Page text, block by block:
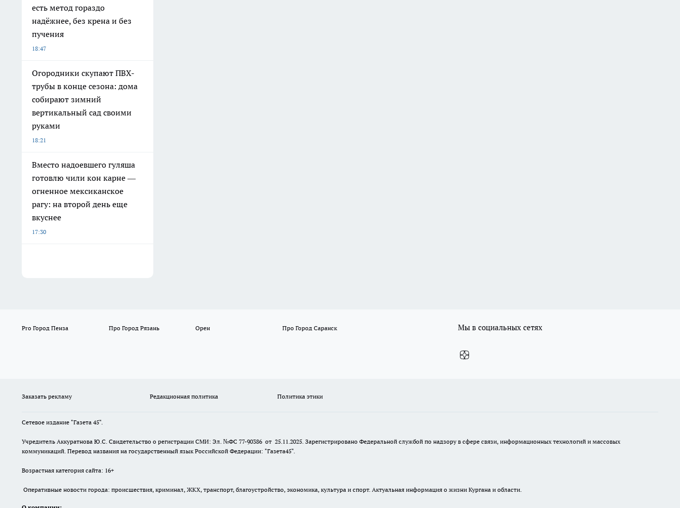
есть метод гораздо
надёжнее, без крена и без
пучения
18:47
Огородники скупают ПВХ-
трубы в конце сезона: дома
собирают зимний
вертикальный сад своими
руками
18:21
Вместо надоевшего гуляша
готовлю чили кон карне —
огненное мексиканское
рагу: на второй день еще
вкуснее
17:30
Pro Город Пенза Про Город Рязань Орен Про Город Саранск Мы в социальных сетях
Заказать рекламу Редакционная политика Политика этики
Сетевое издание "Газета 45".
Учредитель Аккуратнова Ю.С. Свидетельство о регистрации СМИ: Эл. №ФС 77-90386 от 25.11.2025. Зарегистрировано Федеральной службой по надзору в сфере связи, информационных технологий и массовых
коммуникаций. Перевод названия на государственный язык Российской Федерации: "Газета45".
Возрастная категория сайта: 16+
Оперативные новости города: происшествия, криминал, ЖКХ, транспорт, благоустройство, экономика, культура и спорт. Актуальная информация о жизни Кургана и области.